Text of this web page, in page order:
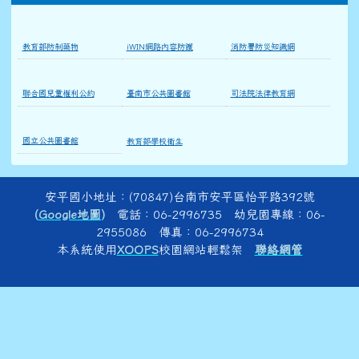
教育部防制藥物 iWIN網路內容防護 消防署防災知識網
聯合國兒童權利公約 臺南市公共圖書館 司法院法律教育網
國立公共圖書館 教育部學校衛生
頁尾區域內容
安平國小地址：(70847)台南市安平區怡平路392號
(Google地圖 )
電話：06-2996735 幼兒園專線：06-
2955086 傳真：06-2996734
本系統使用 XOOPS校園網站輕鬆架 聯絡網管